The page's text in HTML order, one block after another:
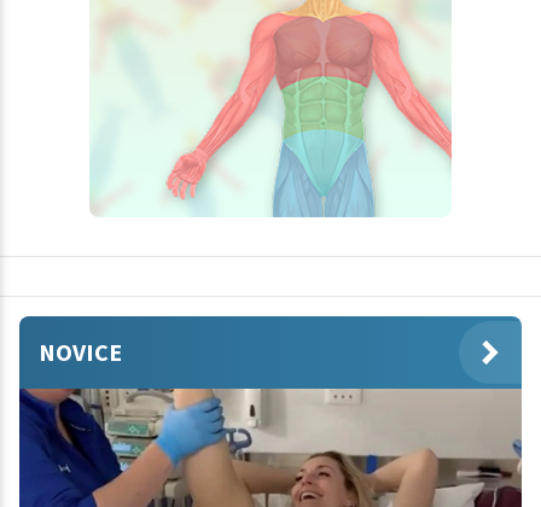
NOVICE